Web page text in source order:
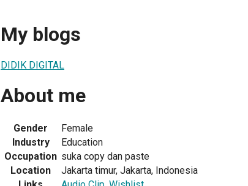
My blogs
DIDIK DIGITAL
About me
Gender
Female
Industry
Education
Occupation suka copy dan paste
Location
Jakarta timur, Jakarta, Indonesia